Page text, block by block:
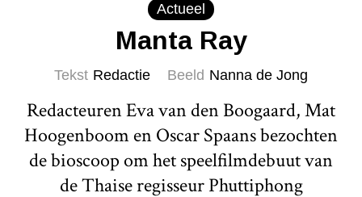
Actueel
Manta Ray
Tekst Redactie Beeld Nanna de Jong
Redacteuren Eva van den Boogaard, Mat
Hoogenboom en Oscar Spaans bezochten
de bioscoop om het speelfilmdebuut van
de Thaise regisseur Phuttiphong